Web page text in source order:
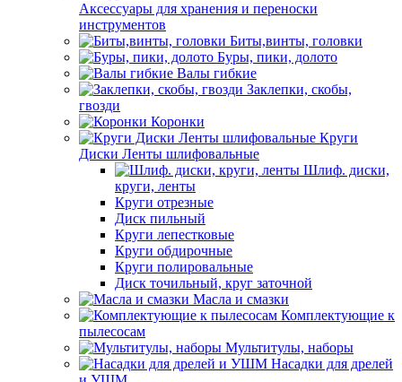
Аксессуары для хранения и переноски
инструментов
Биты,винты, головки
Буры, пики, долото
Валы гибкие
Заклепки, скобы,
гвозди
Коронки
Круги
Диски Ленты шлифовальные
Шлиф. диски,
круги, ленты
Круги отрезные
Диск пильный
Круги лепестковые
Круги обдирочные
Круги полировальные
Диск точильный, круг заточной
Масла и смазки
Комплектующие к
пылесосам
Мультитулы, наборы
Насадки для дрелей